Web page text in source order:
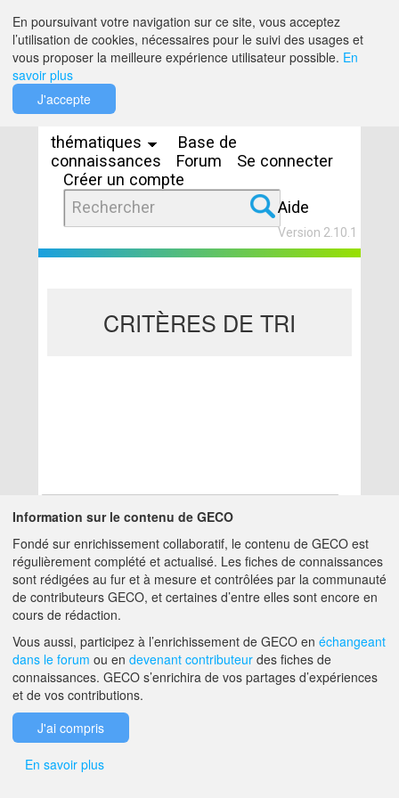
thématiques
Base de
connaissances
Forum
Se connecter
Créer un compte
Aide
Version 2.10.1
CRITÈRES DE TRI
Aucun résultat
A PROPOS DE GECO AIDE
F.A.Q. NOUS CONTACTER
En poursuivant votre navigation sur ce site, vous acceptez
l’utilisation de cookies, nécessaires pour le suivi des usages et
vous proposer la meilleure expérience utilisateur possible. En
savoir plus
J'accepte
Information sur le contenu de GECO
Fondé sur enrichissement collaboratif, le contenu de GECO est
régulièrement complété et actualisé. Les fiches de connaissances
sont rédigées au fur et à mesure et contrôlées par la communauté
de contributeurs GECO, et certaines d’entre elles sont encore en
cours de rédaction.
Vous aussi, participez à l’enrichissement de GECO en échangeant
dans le forum ou en devenant contributeur des fiches de
connaissances. GECO s’enrichira de vos partages d’expériences
et de vos contributions.
J'ai compris
En savoir plus